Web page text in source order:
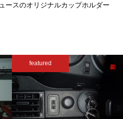
ースのオリジナルカップホルダー
featured